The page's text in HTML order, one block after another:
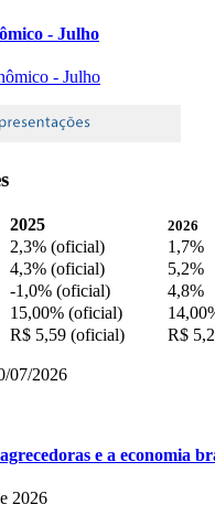
- Julho
2025
2026
2,3% (oficial) 1,7%
4,3% (oficial) 5,2%
-1,0% (oficial) 4,8%
15,00% (oficial)
R$ 5,59 (oficial) R$
07/2026
e a economia
2026